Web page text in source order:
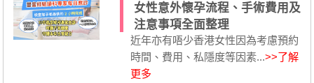
女性意外懷孕流程、手術費用及
注意事項全面整理
近年亦有唔少香港女性因為考慮預約
時間、費用、私隱度等因素...>>了解
更多